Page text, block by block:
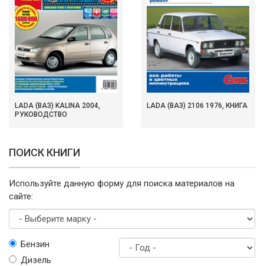
LADA (ВАЗ) KALINA 2004,
РУКОВОДСТВО
LADA (ВАЗ) 2106 1976, КНИГА
ПОИСК КНИГИ
Используйте данную форму для поиска материалов на
сайте:
маркуБензин
Дизель